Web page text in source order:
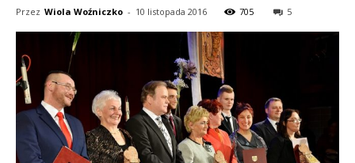
Przez Wiola Woźniczko - 10 listopada 2016 705 5